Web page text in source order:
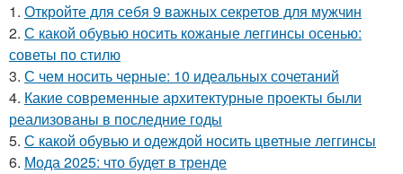
1. Откройте для себя 9 важных секретов для мужчин
2. С какой обувью носить кожаные леггинсы осенью:
советы по стилю
3. С чем носить черные: 10 идеальных сочетаний
4. Какие современные архитектурные проекты были
реализованы в последние годы
5. С какой обувью и одеждой носить цветные леггинсы
6. Мода 2025: что будет в тренде